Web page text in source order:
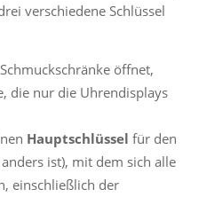
verschiedene Schlüssel
öffnet,
die nur die Uhrendisplays
Hauptschlüssel für den
ist), mit dem sich alle
einschließlich der